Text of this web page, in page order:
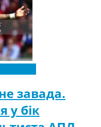
завада.
у бік